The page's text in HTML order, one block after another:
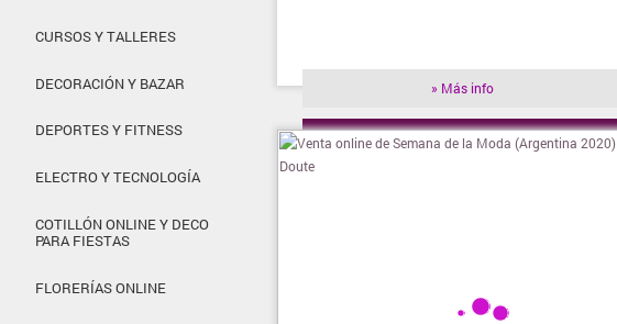
CURSOS Y TALLERES
DECORACIÓN Y BAZAR
DEPORTES Y FITNESS
ELECTRO Y TECNOLOGÍA
COTILLÓN ONLINE Y DECO
PARA FIESTAS
FLORERÍAS ONLINE
» Más info
» Visitar tienda